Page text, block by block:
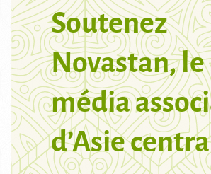
Soutenez
Novastan, le
média
d’Asie